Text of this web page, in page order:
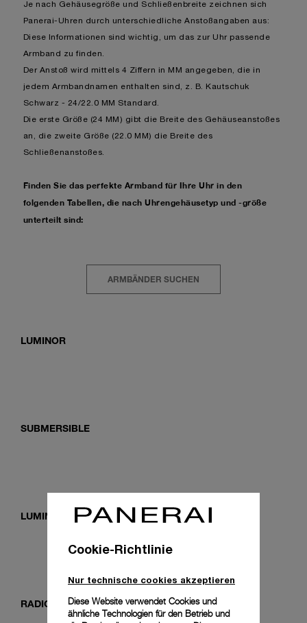
Je nach Gehäusegröße und Schließenbreite zeichnen sich
Panerai-Uhren durch unterschiedliche Anstoßangaben aus:
Diese Informationen sind wichtig, um das zur Uhr passende
Armband zu finden.
Der Anstoß wird mittels 4 Ziffern in MM angegeben, die in
jedem Armbandnamen enthalten sind, z. B. Kautschuk
Schwarz - 24/22.0 MM Standard.
Die erste Größe (24 MM) gibt die Breite des Gehäuseanstoßes
an, die zweite Größe (22.0 MM) die Breite des
Schließenanstoßes.
Finden Sie das perfekte Armband für Ihre Uhr in den
folgenden Tabellen, die nach Uhrengehäusetyp und -größe
unterteilt sind:
ARMBÄNDER SUCHEN
LUMINOR
SUBMERSIBLE
LUMINOR DUE
RADIOMIR
Cookie-Richtlinie
Nur technische cookies akzeptieren
Diese Website verwendet Cookies und
ähnliche Technologien für den Betrieb und